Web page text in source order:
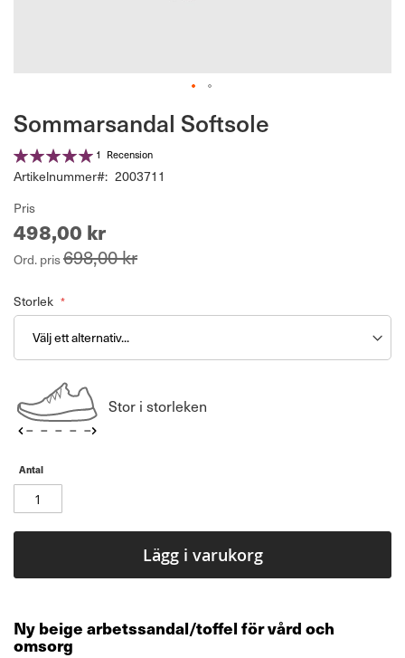
Sommarsandal Softsole
Betyg:
100%
1 Recension
Artikelnummer
2003711
Pris
498,00 kr
Ord. pris698,00 kr
Storlek
Stor i storleken
Antal
Lägg i varukorg
Ny beige arbetssandal/toffel för vård och
omsorg
till
början
av
bildgalleriet